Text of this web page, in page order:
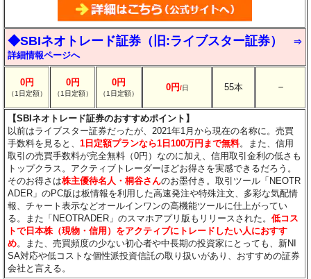
◆SBIネオトレード証券（旧:ライブスター証券）
⇒
詳細情報ページへ
0円
（1日定額）
0円
（1日定額）
0円
（1日定額）
0円/日 55本 －
【SBIネオトレード証券のおすすめポイント】
以前はライブスター証券だったが、2021年1月から現在の名称に。売買
手数料を見ると、1日定額プランなら1日100万円まで無料。また、信用
取引の売買手数料が完全無料（0円）なのに加え、信用取引金利の低さも
トップクラス。アクティブトレーダーほどお得さを実感できるだろう。
そのお得さは株主優待名人・桐谷さんのお墨付き。取引ツール「NEOTR
ADER」のPC版は板情報を利用した高速発注や特殊注文、多彩な気配情
報、チャート表示などオールインワンの高機能ツールに仕上がってい
る。また「NEOTRADER」のスマホアプリ版もリリースされた。低コス
トで日本株（現物・信用）をアクティブにトレードしたい人におすす
め。また、売買頻度の少ない初心者や中長期の投資家にとっても、新NI
SA対応や低コストな個性派投資信託の取り扱いがあり、おすすめの証券
会社と言える。